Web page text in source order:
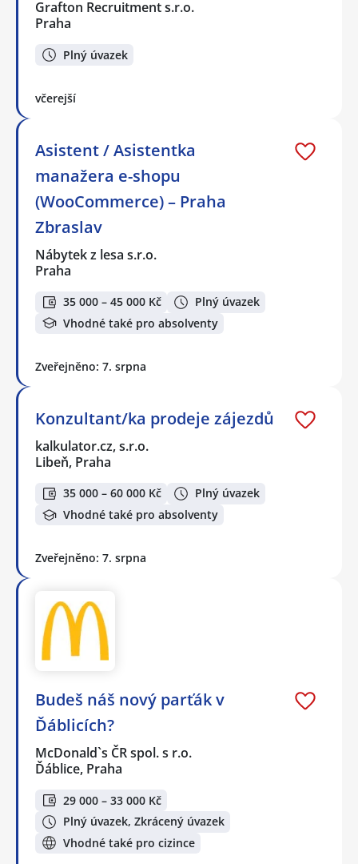
Grafton Recruitment s.r.o.
Praha
Plný úvazek
včerejší
Asistent / Asistentka
manažera e-shopu
(WooCommerce) – Praha
Zbraslav
Nábytek z lesa s.r.o.
Praha
35 000 – 45 000 Kč
Plný úvazek
Vhodné také pro absolventy
Zveřejněno: 7. srpna
Konzultant/ka prodeje zájezdů
kalkulator.cz, s.r.o.
Libeň, Praha
35 000 – 60 000 Kč
Plný úvazek
Vhodné také pro absolventy
Zveřejněno: 7. srpna
Budeš náš nový parťák v
Ďáblicích?
McDonald`s ČR spol. s r.o.
Ďáblice, Praha
29 000 – 33 000 Kč
Plný úvazek, Zkrácený úvazek
Vhodné také pro cizince